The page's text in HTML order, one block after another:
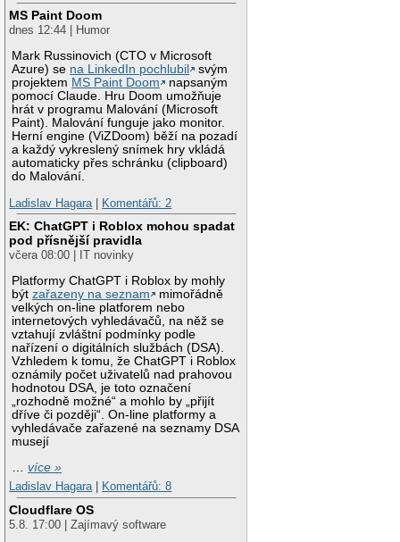
MS Paint Doom
dnes 12:44 | Humor
Mark Russinovich (CTO v Microsoft
Azure) se na LinkedIn pochlubil
svým
projektem MS Paint Doom
napsaným
pomocí Claude. Hru Doom umožňuje
hrát v programu Malování (Microsoft
Paint). Malování funguje jako monitor.
Herní engine (ViZDoom) běží na pozadí
a každý vykreslený snímek hry vkládá
automaticky přes schránku (clipboard)
do Malování.
Ladislav Hagara
Komentářů: 2
EK: ChatGPT i Roblox mohou spadat
pod přísnější pravidla
včera 08:00 | IT novinky
Platformy ChatGPT i Roblox by mohly
býtzařazeny na seznam
mimořádně
velkých on-line platforem nebo
internetových vyhledávačů, na něž se
vztahují zvláštní podmínky podle
nařízení o digitálních službách (DSA).
Vzhledem k tomu, že ChatGPT i Roblox
oznámily počet uživatelů nad prahovou
hodnotou DSA, je toto označení
„rozhodně možné“ a mohlo by „přijít
dříve či později“. On-line platformy a
vyhledávače zařazené na seznamy DSA
musejí
…více »
Ladislav Hagara| Komentářů: 8
Cloudflare OS
5.8. 17:00 | Zajímavý software